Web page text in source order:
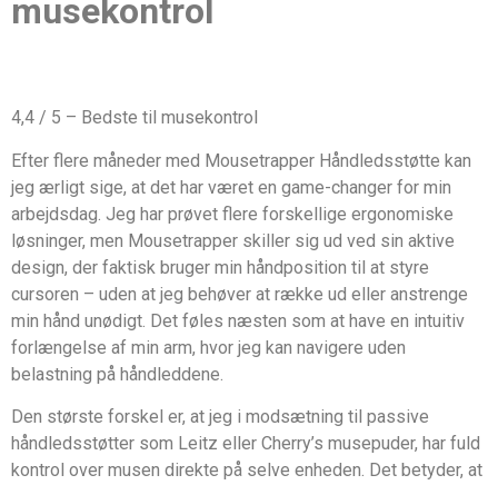
musekontrol
4,4 / 5 – Bedste til musekontrol
Efter flere måneder med Mousetrapper Håndledsstøtte kan
jeg ærligt sige, at det har været en game-changer for min
arbejdsdag. Jeg har prøvet flere forskellige ergonomiske
løsninger, men Mousetrapper skiller sig ud ved sin aktive
design, der faktisk bruger min håndposition til at styre
cursoren – uden at jeg behøver at række ud eller anstrenge
min hånd unødigt. Det føles næsten som at have en intuitiv
forlængelse af min arm, hvor jeg kan navigere uden
belastning på håndleddene.
Den største forskel er, at jeg i modsætning til passive
håndledsstøtter som Leitz eller Cherry’s musepuder, har fuld
kontrol over musen direkte på selve enheden. Det betyder, at